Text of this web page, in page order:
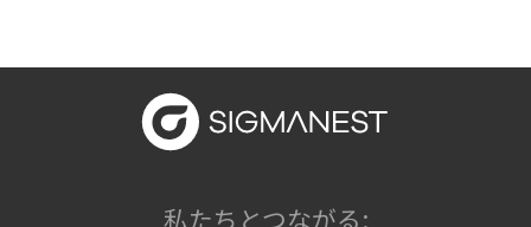
私たちとつながる: